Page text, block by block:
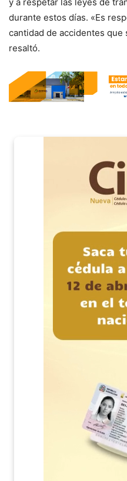
durante estos días. «Es
cantidad de accidentes que
resaltó.